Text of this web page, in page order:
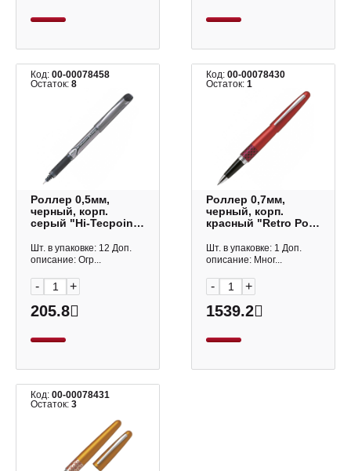
Код: 00-00078458
Остаток: 8
Роллер 0,5мм,
черный, корп.
серый "Hi-Tecpoint
(B) Pilot
Шт. в упаковке: 12 Доп.
описание: Огр...
- +
205.8
Код:00-00078430
Остаток:1
Роллер 0,7мм,
черный, корп.
красный "Retro Pop.
BMR37-M (WV) Pilot
Шт. в упаковке: 1 Доп.
описание: Мног...
- +
1539.2
Код: 00-00078431
Остаток: 3